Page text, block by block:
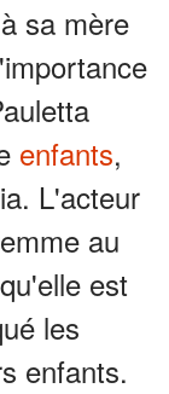
sa mère
enfants,
L'acteur
au
est
les
enfants.